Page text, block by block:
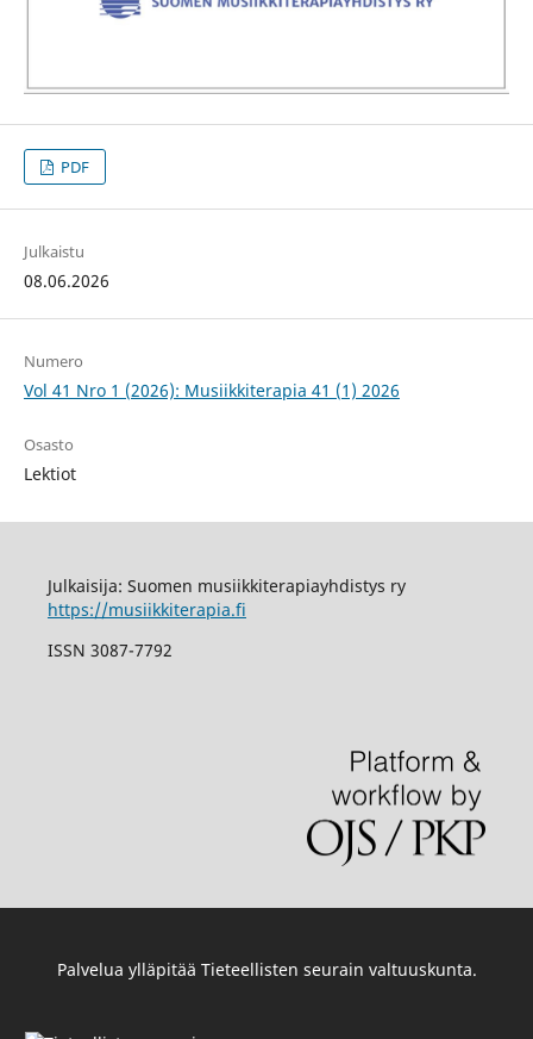
PDF
Julkaistu
08.06.2026
Numero
Vol 41 Nro 1 (2026): Musiikkiterapia 41 (1) 2026
Osasto
Lektiot
Julkaisija: Suomen musiikkiterapiayhdistys ry
https://musiikkiterapia.fi
ISSN 3087-7792
Palvelua ylläpitää Tieteellisten seurain valtuuskunta.